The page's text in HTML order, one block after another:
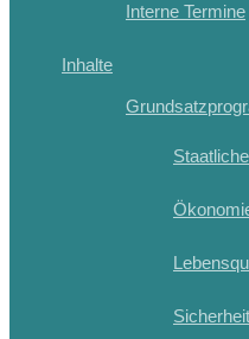
Interne Termine
Inhalte